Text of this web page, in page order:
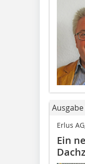
Erlus
Ein